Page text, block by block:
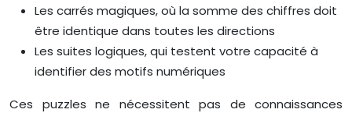
Les carrés magiques, où la somme des chiffres doit
être identique dans toutes les directions
Les suites logiques, qui testent votre capacité à
identifier des motifs numériques
Ces puzzles ne nécessitent pas de connaissances